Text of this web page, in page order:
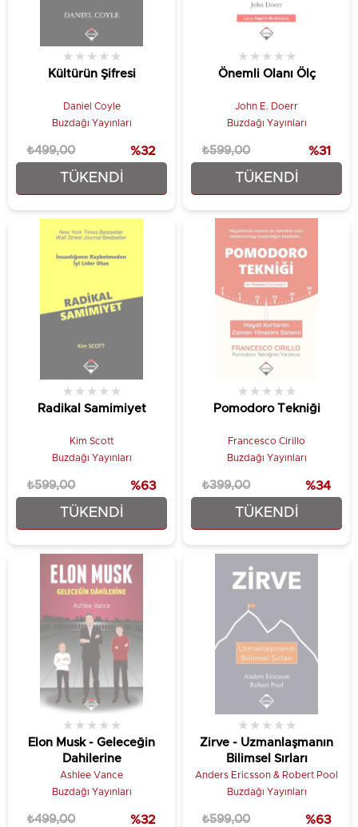
TÜKENDI
Kültürün Şifresi
★ ★ ★ ★ ★
Daniel Coyle
Buzdağı Yayınları
₺337,50
₺499,00 %32
TÜKENDI
Önemli Olanı Ölç
★ ★ ★ ★ ★
John E. Doerr
Buzdağı Yayınları
₺412,50
₺599,00 %31
TÜKENDI
Radikal Samimiyet
★ ★ ★ ★ ★
Kim Scott
Buzdağı Yayınları
₺224,25
₺599,00 %63
TÜKENDI
Pomodoro Tekniği
★ ★ ★ ★ ★
Francesco Cirillo
Buzdağı Yayınları
₺262,50
₺399,00 %34
Elon Musk - Geleceğin
Dahilerine
★ ★ ★ ★ ★
Ashlee Vance
Buzdağı Yayınları
₺499,00 %32
Zirve - Uzmanlaşmanın
Bilimsel Sırları
★ ★ ★ ★ ★
Anders Ericsson & Robert Pool
Buzdağı Yayınları
₺599,00 %63